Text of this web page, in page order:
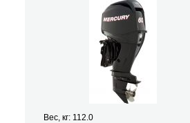
Вес, кг: 112.0